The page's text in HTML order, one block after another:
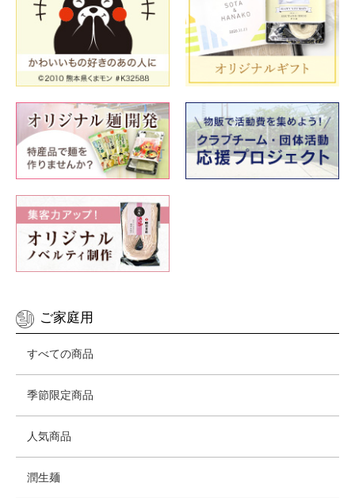
ご家庭用
すべての商品
季節限定商品
人気商品
潤生麺